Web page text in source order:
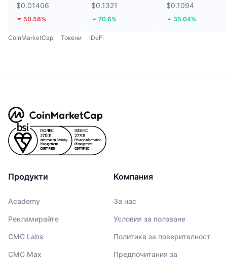
$0.01406
50.58%
$0.1321
70.6%
$0.1094
35.04%
CoinMarketCap Токени iDeFi
Продукти
Academy
Рекламирайте
CMC Labs
CMC Max
Компания
За нас
Условия за ползване
Политика за поверителност
Предпочитания за